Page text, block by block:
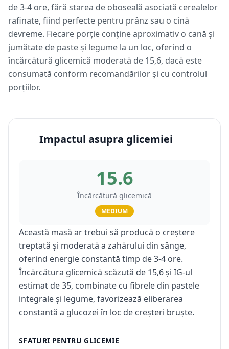
de 3-4 ore, fără starea de oboseală asociată cerealelor
rafinate, fiind perfecte pentru prânz sau o cină
devreme. Fiecare porție conține aproximativ o cană și
jumătate de paste și legume la un loc, oferind o
încărcătură glicemică moderată de 15,6, dacă este
consumată conform recomandărilor și cu controlul
porțiilor.
Impactul asupra glicemiei
15.6
Încărcătură glicemică
MEDIUM
Această masă ar trebui să producă o creștere
treptată și moderată a zahărului din sânge,
oferind energie constantă timp de 3-4 ore.
Încărcătura glicemică scăzută de 15,6 și IG-ul
estimat de 35, combinate cu fibrele din pastele
integrale și legume, favorizează eliberarea
constantă a glucozei în loc de creșteri bruște.
SFATURI PENTRU GLICEMIE